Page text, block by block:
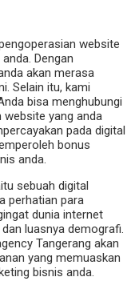
website
Dengan
akan merasa
Selain itu, kami
bisa menghubungi
website yang anda
pada digital
bonus
anda.
sebuah digital
perhatian para
dunia internet
luasnya demografi.
Tangerang akan
yang memuaskan
bisnis anda.